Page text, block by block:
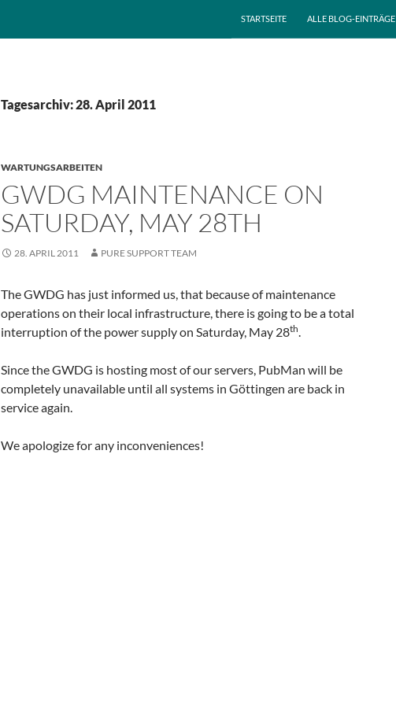
STARTSEITE
ALLE BLOG-EINTRÄGE
Tagesarchiv: 28. April 2011
WARTUNGSARBEITEN
GWDG MAINTENANCE ON
SATURDAY, MAY 28TH
28. APRIL 2011 PURE SUPPORT TEAM
The GWDG has just informed us, that because of maintenance
operations on their local infrastructure, there is going to be a total
interruption of the power supply on Saturday, May 28th.
Since the GWDG is hosting most of our servers, PubMan will be
completely unavailable until all systems in Göttingen are back in
service again.
We apologize for any inconveniences!